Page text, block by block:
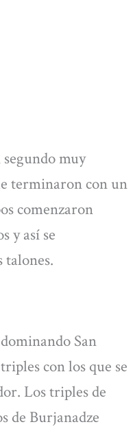
muy
terminaron con un
comenzaron
y así se
talones.
San
con los que se
Los triples de
de Burjanadze